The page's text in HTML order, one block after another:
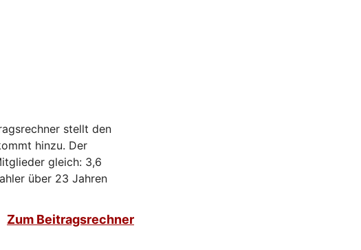
stellt den
hinzu. Der
gleich: 3,6
über 23 Jahren
Zum Beitragsrechner